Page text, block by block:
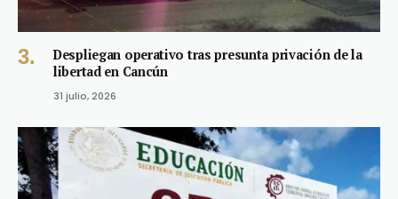
Despliegan operativo tras presunta privación de la
libertad en Cancún
31 julio, 2026